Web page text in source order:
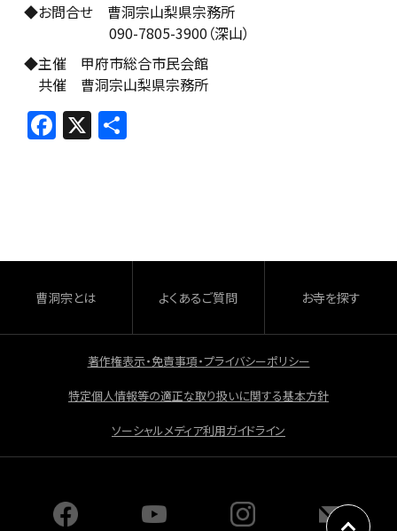
◆お問合せ 曹洞宗山梨県宗務所
090-7805-3900（深山）
◆主催 甲府市総合市民会館
共催 曹洞宗山梨県宗務所
F
a
o
o
k
X 共
曹洞宗とは よくあるご質問 お寺を探す
著作権表示・免責事項・プライバシーポリシー
特定個人情報等の適正な取り扱いに関する基本方針
ソーシャルメディア利用ガイドライン